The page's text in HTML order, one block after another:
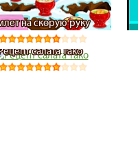
на скорую руку
салата Тако